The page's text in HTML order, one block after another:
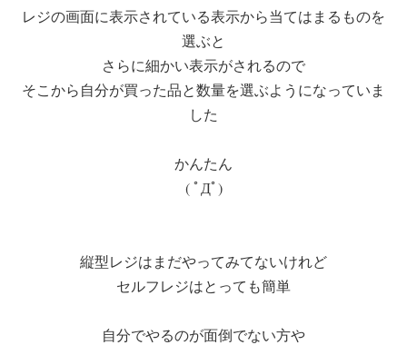
レジの画面に表示されている表示から当てはまるものを
選ぶと
さらに細かい表示がされるので
そこから自分が買った品と数量を選ぶようになっていま
した
かんたん
( ﾟДﾟ)
縦型レジはまだやってみてないけれど
セルフレジはとっても簡単
自分でやるのが面倒でない方や